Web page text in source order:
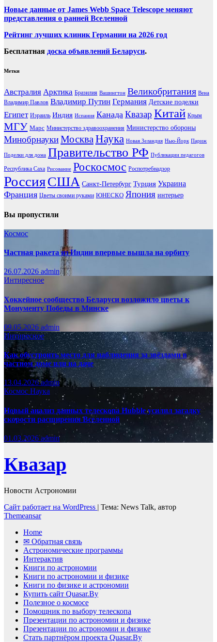
Новые данные от James Webb Space Telescope меняют
представления о ранней Вселенной
Рейтинг лучших клиник Германии на 2026 год
Бесплатная доска объявлений Беларуси.
Метки
Австралия Арктика Бразилия Вашингтон Великобритания Вена
Владимир Павлов Владимир Путин Германия Детские поделки
Египет Израиль Индия Испания Канада Квазар Китай Крым
МГУ Марс Министерство здравоохранения Министерство обороны
МинобрнаукиМоскваНаука Новая Зеландия Нью-Йорк Париж
Поделки для дома Правительство РФ Публикации педагогов
Республика Саха Рисование Роскосмос Роспотребнадзор
РоссияСША Санкт-Петербург Турция Украина
Франция Цветы своими руками ЮНЕСКО Япония интерьер
Вы пропустили
Космос
Частная ракета из Индии впервые вышла на орбиту
26.07.2026 admin
Интиресное
Хоккейное сообщество Беларуси возложило цветы к
Монументу Победы в Минске
09.05.2026 admin
Интиресное
Как обустроить место для наблюдения за звёздами в
частном доме или на даче
13.04.2026admin
Космос Наука
Новый анализ данных телескопа Hubble усилил загадку
скорости расширения Вселенной
01.03.2026admin
Квазар
Новости Астрономии
Сайт работает на WordPress | Тема: News Talk, автор
Themeansar
Home
✉ Обратная связь
Астрономические программы
Интерактив
Книги по астрономии
Книги по астрономии и физике
Книги по физике и астрономии
Купить сайт Quasar.By
Полезное о космосе
Помощник по выбору телескопа
Презентации по астрономии и физике
Презентации по астрономии и физике
Стать партнёром проекта Quasar.By